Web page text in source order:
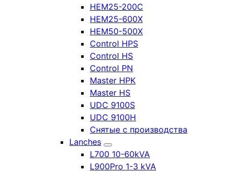
HEM25-200C
HEM25-600X
HEM50-500X
Control HPS
Control HS
Control PN
Master HPK
Master HS
UDC 9100S
UDC 9100H
Снятые с производства
Lanches
L700 10-60kVA
L900Pro 1-3 kVA